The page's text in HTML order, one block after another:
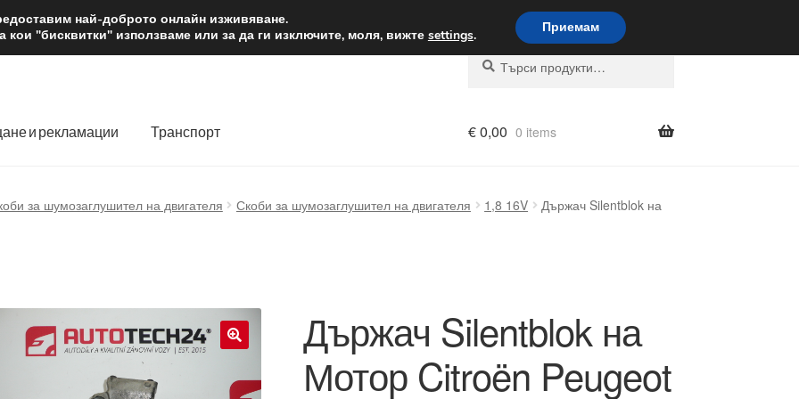
лв. Доставка по целия свят
Търсене
Търсене
и рекламации Транспорт €0,00 0 items
за шумозаглушител на двигателя Скоби за шумозаглушител на двигателя 1,8 16V
Държач Silentblok на
Държач Silentblok на
Мотор Citroën Peugeot
най-доброто онлайн изживяване.
"бисквитки" използваме или за да ги изключите, моля, вижте settings. Приемам